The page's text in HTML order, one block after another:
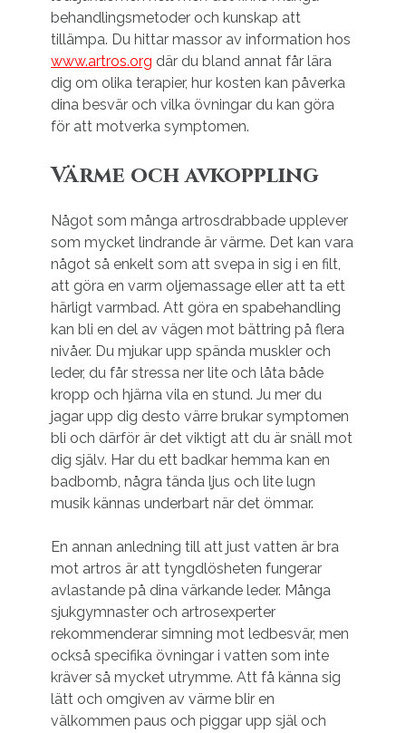
behandlingsmetoder och kunskap att
tillämpa. Du hittar massor av information hos
www.artros.org där du bland annat får lära
dig om olika terapier, hur kosten kan påverka
dina besvär och vilka övningar du kan göra
för att motverka symptomen.
Värme och avkoppling
Något som många artrosdrabbade upplever
som mycket lindrande är värme. Det kan vara
något så enkelt som att svepa in sig i en filt,
att göra en varm oljemassage eller att ta ett
härligt varmbad. Att göra en spabehandling
kan bli en del av vägen mot bättring på flera
nivåer. Du mjukar upp spända muskler och
leder, du får stressa ner lite och låta både
kropp och hjärna vila en stund. Ju mer du
jagar upp dig desto värre brukar symptomen
bli och därför är det viktigt att du är snäll mot
dig själv. Har du ett badkar hemma kan en
badbomb, några tända ljus och lite lugn
musik kännas underbart när det ömmar.
En annan anledning till att just vatten är bra
mot artros är att tyngdlösheten fungerar
avlastande på dina värkande leder. Många
sjukgymnaster och artrosexperter
rekommenderar simning mot ledbesvär, men
också specifika övningar i vatten som inte
kräver så mycket utrymme. Att få känna sig
lätt och omgiven av värme blir en
välkommen paus och piggar upp själ och